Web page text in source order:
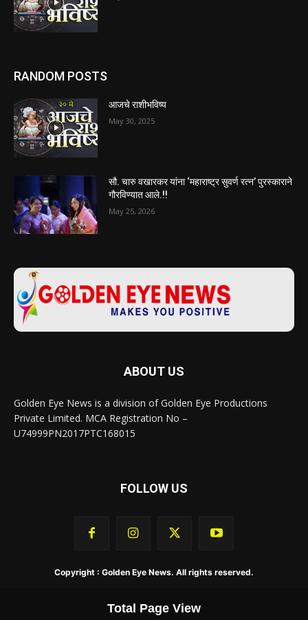
RANDOM POSTS
आजचे राशीभविष्य
May 30, 2025
सौ. चारु वखारकर यांना ‘महाराष्ट्र सुवर्ण रत्न’ पुरस्काराने
गौरविण्यात आले.!!
May 25, 2026
ABOUT US
Golden Eye News is a division of Golden Eye Productions
Private Limited. MCA Registration No –
U74999PN2017PTC168015
FOLLOW US
Copyright : Golden Eye News. All rights reserved.
Total Page View